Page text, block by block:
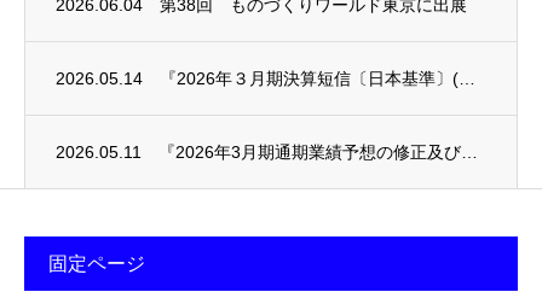
2026.06.04 第38回 ものづくりワールド東京に出展
2026.05.14
2026.05.11
固定ページ